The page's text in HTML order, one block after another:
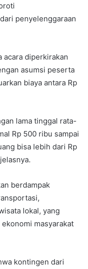
penyelenggaraan
acara diperkirakan
asumsi peserta
biaya antara Rp
lama tinggal rata-
Rp 500 ribu sampai
bisa lebih dari Rp
berdampak
lokal, yang
masyarakat
kontingen dari